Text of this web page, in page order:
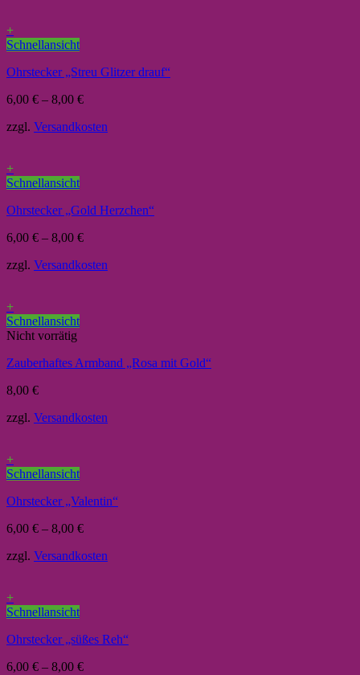
+
Schnellansicht
Ohrstecker „Streu Glitzer drauf“
6,00 € – 8,00 €
zzgl. Versandkosten
+
Schnellansicht
Ohrstecker „Gold Herzchen“
6,00 € – 8,00 €
zzgl. Versandkosten
+
Schnellansicht
Nicht vorrätig
Zauberhaftes Armband „Rosa mit Gold“
8,00 €
zzgl. Versandkosten
+
Schnellansicht
Ohrstecker „Valentin“
6,00 € – 8,00 €
zzgl. Versandkosten
+
Schnellansicht
Ohrstecker „süßes Reh“
6,00 € – 8,00 €